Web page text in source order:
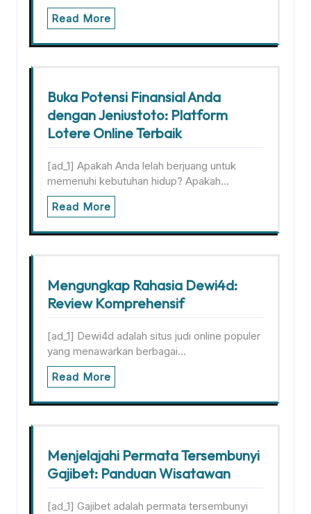
Read More
Buka Potensi Finansial Anda
dengan Jeniustoto: Platform
Lotere Online Terbaik
[ad_1] Apakah Anda lelah berjuang untuk
memenuhi kebutuhan hidup? Apakah…
Read More
Mengungkap Rahasia Dewi4d:
Review Komprehensif
[ad_1] Dewi4d adalah situs judi online populer
yang menawarkan berbagai…
Read More
Menjelajahi Permata Tersembunyi
Gajibet: Panduan Wisatawan
[ad_1] Gajibet adalah permata tersembunyi